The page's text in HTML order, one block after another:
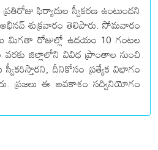
ఫిర్యాదుల స్వీకరణ ఉంటుందని
అభినవ్ శుక్రవారం తెలిపారు. సోమవారం
మిగతా రోజుల్లో ఉదయం 10 గంటల
జిల్లాలోని వివిధ ప్రాంతాల నుంచి
స్వీకరిస్తారని, దీనికోసం ప్రత్యేక విభాగం
ప్రజలు ఈ అవకాశం సద్వినియోగం